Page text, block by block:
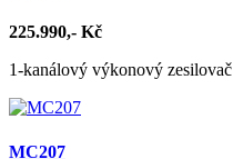
225.990,- Kč
1-kanálový výkonový zesilovač
MC207